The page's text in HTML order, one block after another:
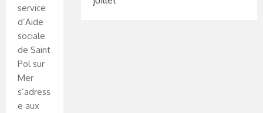
service
d’Aide
sociale
de Saint
Pol sur
Mer
s’adress
e aux